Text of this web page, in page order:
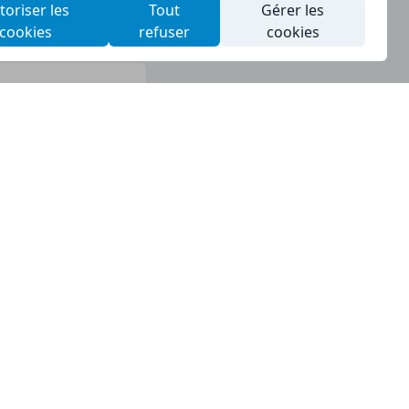
les
cookies
Tout
refuser
Gérer les
cookies